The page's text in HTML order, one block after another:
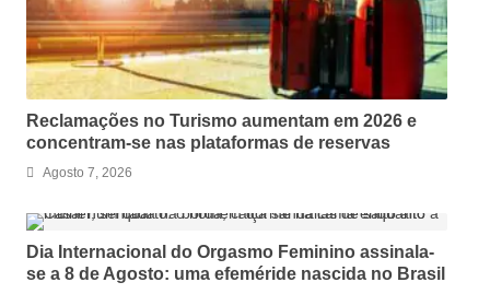
Reclamações no Turismo aumentam em 2026 e
concentram-se nas plataformas de reservas
Agosto 7, 2026
Dia Internacional do Orgasmo Feminino assinala-
se a 8 de Agosto: uma efeméride nascida no Brasil